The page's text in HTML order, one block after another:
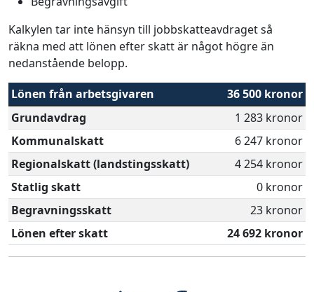
Kalkylen tar inte hänsyn till jobbskatteavdraget så
räkna med att lönen efter skatt är något högre än
nedanstående belopp.
Lönen från arbetsgivaren
36 500 kronor
Grundavdrag
1 283 kronor
Kommunalskatt
6 247 kronor
Regionalskatt (landstingsskatt)
4 254 kronor
Statlig skatt
0 kronor
Begravningsskatt
23 kronor
Lönen efter skatt
24 692 kronor